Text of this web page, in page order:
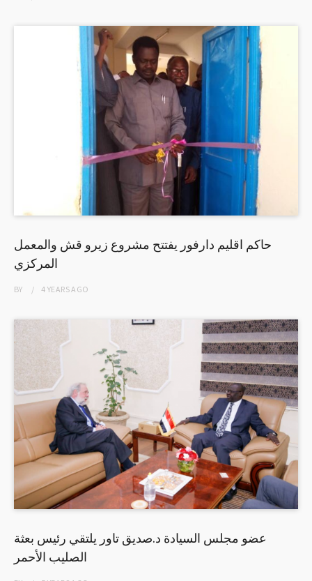
حاكم اقليم دارفور يفتتح مشروع زيرو قش والمعمل
المركزي
BY 4 YEARSAGO
عضو مجلس السيادة د.صديق تاور يلتقي رئيس بعثة
الصليب الأحمر